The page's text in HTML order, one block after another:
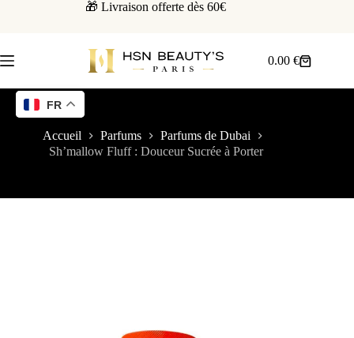
🎁 Livraison offerte dès 60€
0.00€
Accueil Parfums
Parfums de Dubai
Sh’mallow Fluff : Douceur Sucrée à Porter
FR